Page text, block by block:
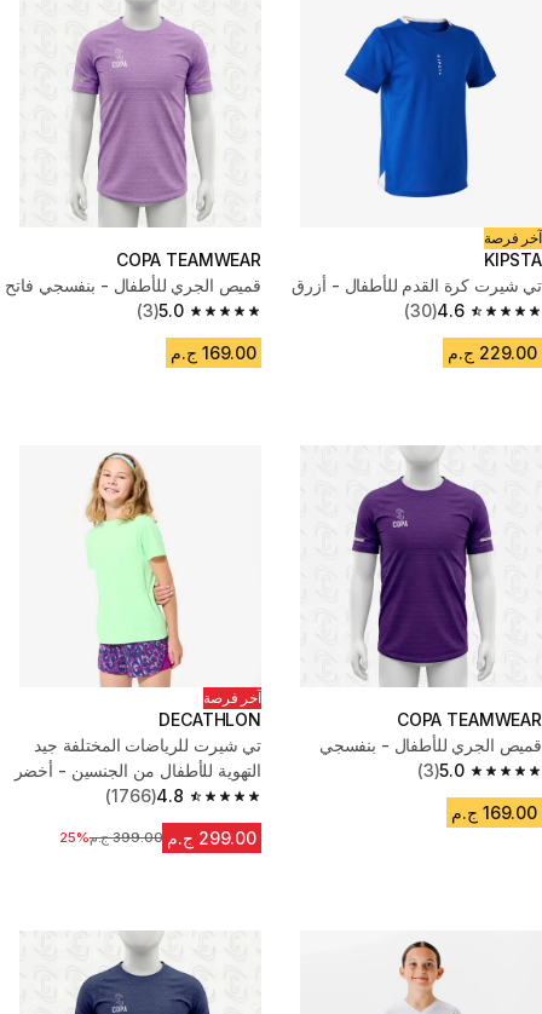
آخر فرصة
KIPSTA
تي شيرت كرة القدم للأطفال - أزرق
4.6
4.6 out of 5 stars from 30 reviews
(30)
229.00 ج.م
COPA TEAMWEAR
قميص الجري للأطفال - بنفسجي فاتح
5.0
5.0 out of 5 stars from 3 reviews
(3)
169.00 ج.م
COPA TEAMWEAR
قميص الجري للأطفال - بنفسجي
5.0
5.0 out of 5 stars from 3 reviews
(3)
169.00 ج.م
آخر فرصة
DECATHLON
تي شيرت للرياضات المختلفة جيد
التهوية للأطفال من الجنسين - أخضر
فاتح
4.8
4.8 out of 5 stars from 1766 reviews
(1766)
299.00 ج.م السعر قبل التخفيض
399.00 ج.م 25%